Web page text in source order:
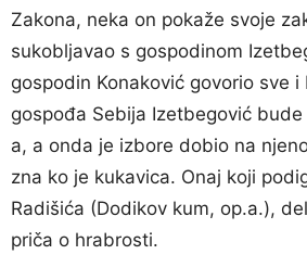
Zakona, neka on pokaže svoje
sukobljavao s gospodinom
gospodin Konaković govorio sve i
gospođa Sebija Izetbegović
a, a onda je izbore dobio na
zna ko je kukavica. Onaj koji
Radišića (Dodikov kum, op.a.),
priča o hrabrosti.